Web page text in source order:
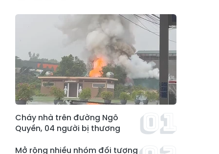
Cháy nhà trên đường Ngô
Quyền, 04 người bị thương
Mở rộng nhiều nhóm đối tượng